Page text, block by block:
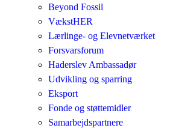
Beyond Fossil
VækstHER
Lærlinge- og Elevnetværket
Forsvarsforum
Haderslev Ambassadør
Udvikling og sparring
Eksport
Fonde og støttemidler
Samarbejdspartnere